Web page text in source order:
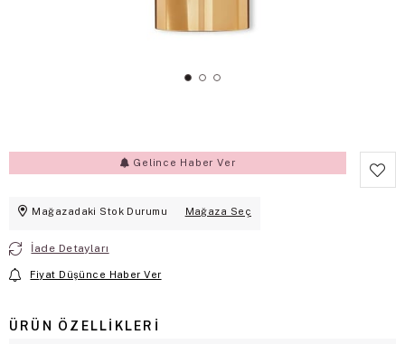
Gelince Haber Ver
Mağazadaki Stok Durumu Mağaza Seç
İade Detayları
Fiyat Düşünce Haber Ver
ÜRÜN ÖZELLIKLERI